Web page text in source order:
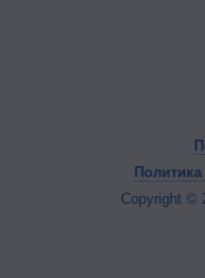
Copyright ©